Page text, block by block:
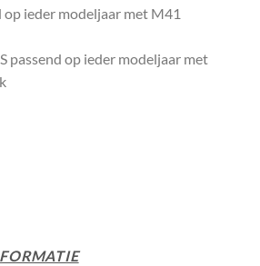
ieder modeljaar met M41
passend op ieder modeljaar met